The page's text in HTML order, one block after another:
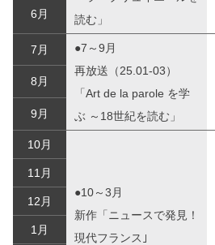
読む」
6月
7月
●7～9月
再放送（25.01-03）
「Art de la parole を学
ぶ ～18世紀を読む」
8月
9月
10月
●10～3月
新作「ニュースで発見！
現代フランス｣
11月
12月
1月